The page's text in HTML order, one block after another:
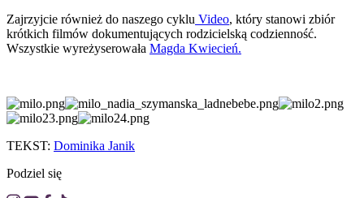
Zajrzyjcie również do naszego cyklu Video, który stanowi zbiór
krótkich filmów dokumentujących rodzicielską codzienność.
Wszystkie wyreżyserowała Magda Kwiecień.
TEKST: Dominika Janik
Podziel się